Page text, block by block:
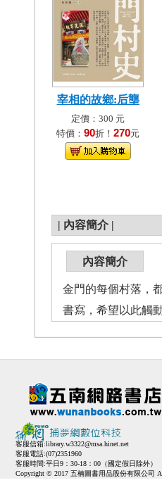
宰相的故鄉:后壟
定價：300 元
特價： 90折！ 270元
| 內容簡介 |
內容簡介
金門的每個村落，
書寫，希望以此觸
客服信箱:library.w3322@msa.hinet.net
客服電話:(07)2351960
客服時間:平日9：30-18：00（國定假日除外）
Copyright © 2017 五楠圖書用品股份有限公司